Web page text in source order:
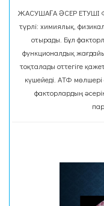
ЖАСУШАҒА ӘСЕР ЕТУШІ
түрлі: химиялық,
отырады. Бұл
функционалдық
тоқталады оттегіге
күшейеді. АТФ мөлшері
факторлардың